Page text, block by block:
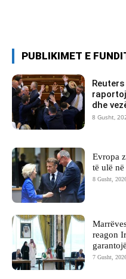
PUBLIKIMET E
dhe
8 Gusht,
Evropa
të ulë në
8 Gusht,
reagon
7 Gusht,